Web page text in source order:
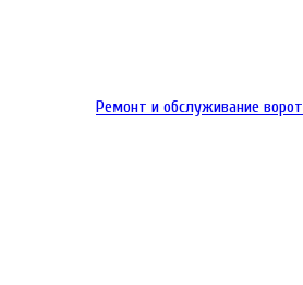
Ремонт и обслуживание ворот